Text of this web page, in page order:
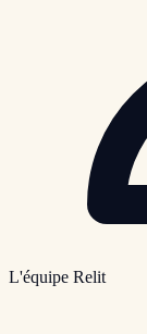
L'équipe Relit